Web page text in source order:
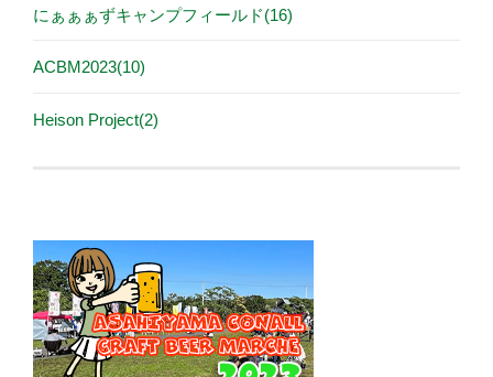
にぁぁぁずキャンプフィールド(16)
ACBM2023(10)
Heison Project(2)